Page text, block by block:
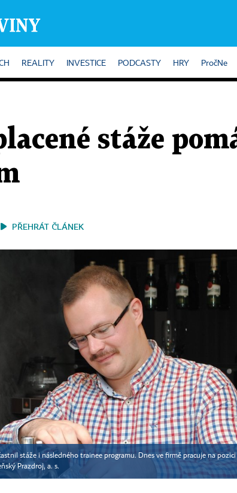
REALITY INVESTICE PODCASTY HRY PročNe
stáže
PŘEHRÁT ČLÁNEK
stáže i následného trainee programu. Dnes ve firmě pracuje na pozici
Prazdroj, a. s.